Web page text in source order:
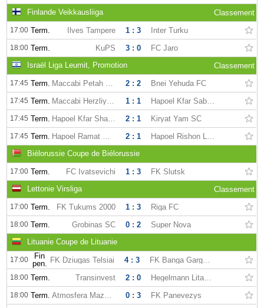
Finlande Veikkausliiga
Classement
17:00 Term. Ilves Tampere 1 : 3 Inter Turku
18:00 Term. KuPS 3 : 0
FC Jaro
Israël Liga Leumit, Promotion
Classement
17:45 Term. Maccabi Petah Tikva FC 2 : 2 Bnei Yehuda FC
17:45 Term. Maccabi Herzliya FC 1 : 1 Hapoel Kfar Saba FC
17:45 Term. Hapoel Kfar Shalem FC 2 : 1 Kiryat Yam SC
17:45 Term. Hapoel Ramat Gan FC 2 : 1
Hapoel Rishon LeZion FC
Biélorussie Coupe de Biélorussie
17:00 Term. FC Ivatsevichi 1 : 3
FK Slutsk
Lettonie Virsliga
Classement
17:00 Term. FK Tukums 2000 1 : 3 Riga FC
18:00 Term. Grobinas SC 0 : 2
Super Nova
Lituanie Coupe de Lituanie
17:00
Fin
pen. FK Dziugas Telsiai 4 : 3 FK Banga Gargzdai
18:00 Term. Transinvest 2 : 0 Hegelmann Litauen
18:00 Term. Atmosfera Mazeikiai 0 : 3 FK Panevezys